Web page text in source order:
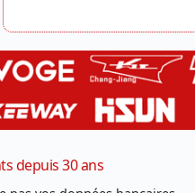
depuis 30 ans